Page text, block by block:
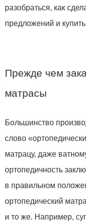
разобраться, как
предложений и
Прежде чем
матрасы
Большинство
слово
матрацу, даже
ортопедичность
в правильном
ортопедический
и то же. Например,